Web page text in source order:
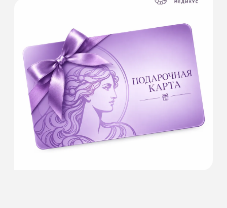
У нас вы сможете приобрести
ПОДАРОЧНЫЕ КАРТЫ номиналом:
5 000 руб.
10 000 руб.
Это будет самый лучший подарок. Красота